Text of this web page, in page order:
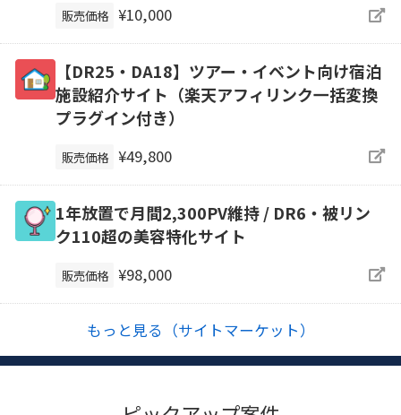
販売価格 ¥10,000
【DR25・DA18】ツアー・イベント向け宿泊
施設紹介サイト（楽天アフィリンク一括変換
プラグイン付き）
販売価格 ¥49,800
1年放置で月間2,300PV維持 / DR6・被リン
ク110超の美容特化サイト
販売価格 ¥98,000
もっと見る（サイトマーケット）